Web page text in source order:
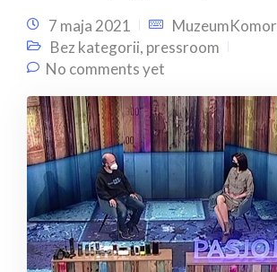
7 maja 2021
Bez kategorii, pressroom
No comments yet